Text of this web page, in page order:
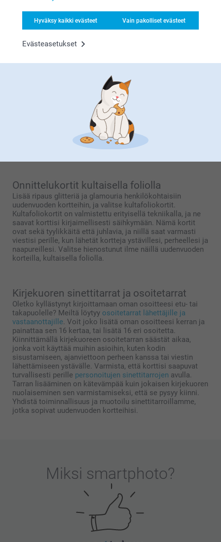
Hyväksy kaikki evästeet Vain pakolliset evästeet
Evästeasetukset
Hauskan muotoiset ja erikokoiset
uudenvuoden kortit
Laajasta valikoimastamme voit valita eri muotoisia ja
muotoisia ja kokoisia: valitse minimalistinen mutta
kortti tai huomiota herättävä panoraamakortti.
kortin, siivekkään kortin, tai kortin erilaisilla kulmilla.
Todellinen katseenvangitsija on kortti
antaa kortillesi leikkisän tunnelman ja pientä kimallusta,
joka varmasti kiinnittää kaikkien huomion. Kaikki
korttimme on painettu korkealaatuiselle kiiltävälle
paperille. Vaihtoehtoisesti voit valita mattapintaisen
korkealaatuisen paperin tai hieman kimallusta sisältävän
korkealaatuisen paperin. Tutustu ainutlaatuisiin malleihin ja
kokoihin, ja löydä täydellinen kortti jo tänään!
Onnittelukortit kultaisella foliolla
Lisää ripaus glitteriä ja glamouria henkilökohtaisiin
uudenvuoden kortteihin, ja valitse kultafoliokortit.
Kultafoliokortit on valmistettu erityisellä tekniikalla, ja ne
saavat korttisi kirjaimellisesti säihkymään. Nämä kortit
ovat sekä tyylikkäitä että juhlavia, ja niillä saat varmasti
viestisi perille, kun lähetät kortteja ystävillesi, perheellesi ja
naapureillesi. Valitse hienostunut ilme näillä uudenvuoden
korteilla, kultaisella foliolla.
Kirjekuoren sinettitarrat ja osoitetarrat
Oletko kyllästynyt kirjoittamaan oman osoitteesi etu- tai
takapuolelle? Meiltä löytyy osoitetarrat lähettäjille ja
vastaanottajille. Voit joko lisätä oman osoitteesi kerran ja
painattaa sen 16 kertaa, tai lisätä 16 eri osoitetta.
Kiinnittämällä kirjekuoreen osoitetarran säästät aikaa,
jonka voit käyttää muihin asioihin, kuten kodin
sisustamiseen, ajanviettoon perheen kanssa tai viestin
lähettämiseen ystävälle. Varmista, että korttisi saapuvat
turvallisesti perille personoitujen sinettitarrojen avulla.
Tarran lisääminen on kätevämpää kuin jokaisen kirjekuoren
nuolaiseminen sen varmistamiseksi, että se pysyy kiinni.
Yhdistä toiminnallisuus ja muotoilu sinettitarroillamme,
jotka sopivat uudenvuoden kortteihisi.
Miksi smartphoto?